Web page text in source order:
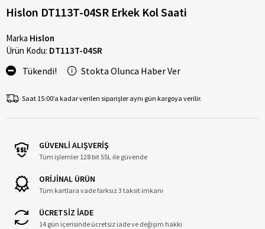
Hislon DT113T-04SR Erkek Kol Saati
Marka Hislon
Ürün Kodu: DT113T-04SR
Tükendi! Stokta Olunca Haber Ver
Saat 15:00’a kadar verilen siparişler aynı gün kargoya verilir.
GÜVENLİ ALIŞVERİŞ
Tüm işlemler 128 bit SSL ile güvende
ORİJİNAL ÜRÜN
Tüm kartlara vade farksız 3 taksit imkanı
ÜCRETSİZ İADE
14 gün içerisinde ücretsiz iade ve değişim hakkı